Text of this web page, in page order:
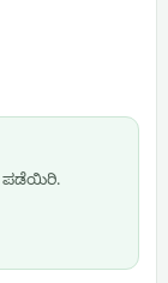
ಪಡೆಯಿರಿ.